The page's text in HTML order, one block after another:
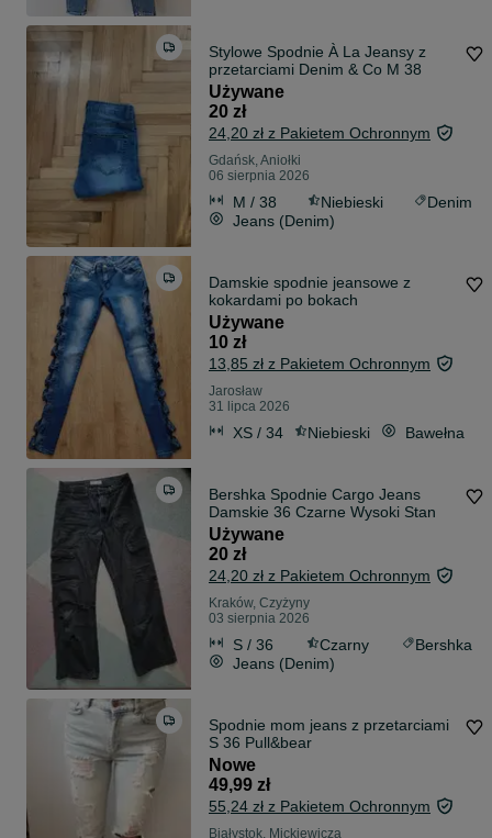
Stylowe Spodnie À La Jeansy z
przetarciami Denim & Co M 38
Używane
20 zł
24,20 zł z Pakietem Ochronnym
Gdańsk, Aniołki
06 sierpnia 2026
M / 38 Niebieski
Denim
Jeans (Denim)
Damskie spodnie jeansowe z
kokardami po bokach
Używane
10 zł
13,85 zł z Pakietem Ochronnym
Jarosław
31 lipca 2026
XS / 34 Niebieski Bawełna
Bershka Spodnie Cargo Jeans
Damskie 36 Czarne Wysoki Stan
Używane
20 zł
24,20 zł z Pakietem Ochronnym
Kraków, Czyżyny
03 sierpnia 2026
S / 36 Czarny
Bershka
Jeans (Denim)
Spodnie mom jeans z przetarciami
S 36 Pull&bear
Nowe
49,99 zł
55,24 zł z Pakietem Ochronnym
Białystok, Mickiewicza